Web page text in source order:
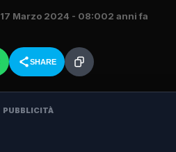
17 Marzo 2024 - 08:002 anni fa
SHARE
PUBBLICITÀ